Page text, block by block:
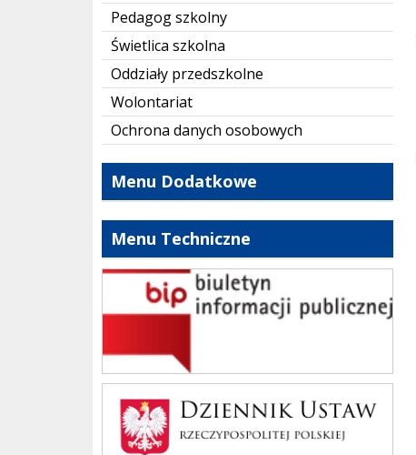
Pedagog szkolny
Świetlica szkolna
Oddziały przedszkolne
Wolontariat
Ochrona danych osobowych
Menu Dodatkowe
Menu Techniczne
bip szkoły
Dziennik Polski